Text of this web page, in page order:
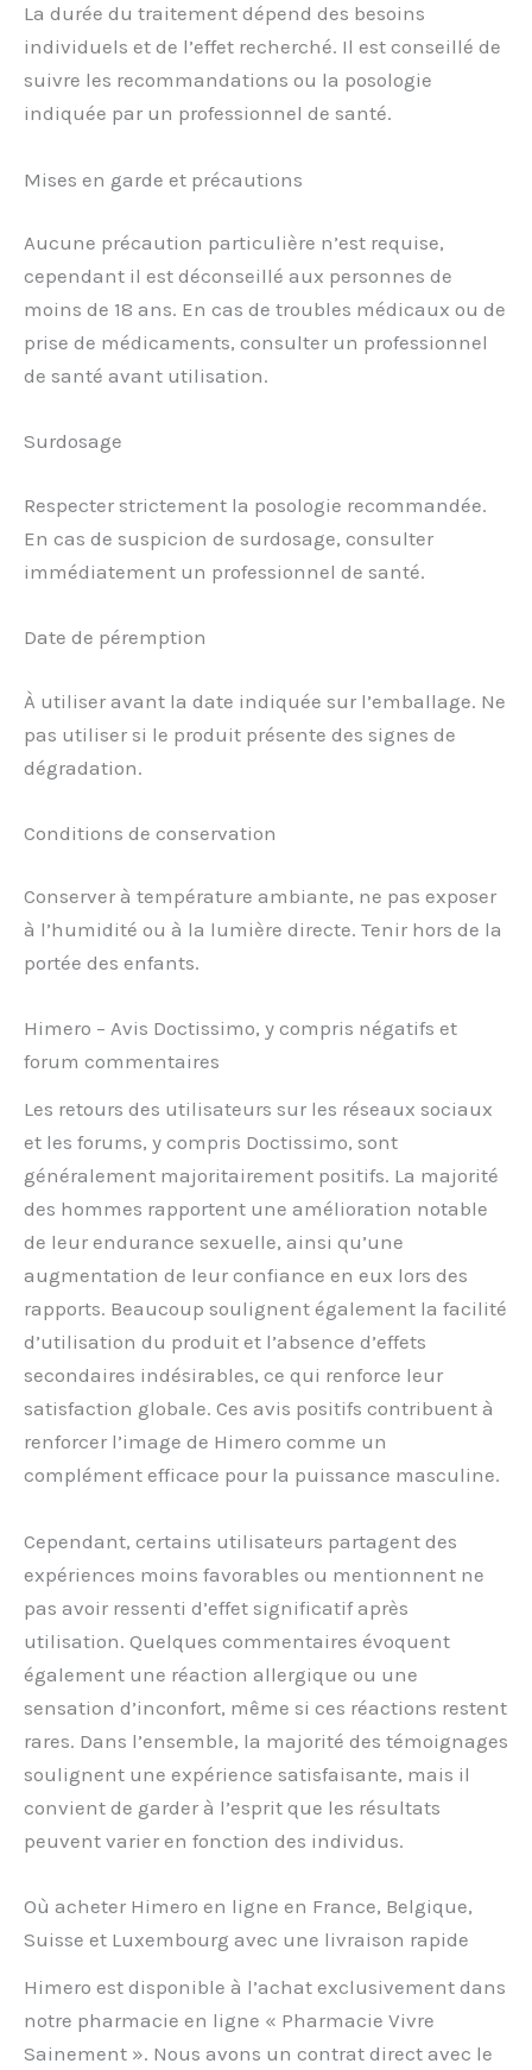
La durée du traitement dépend des besoins
individuels et de l’effet recherché. Il est conseillé de
suivre les recommandations ou la posologie
indiquée par un professionnel de santé.
Mises en garde et précautions
Aucune précaution particulière n’est requise,
cependant il est déconseillé aux personnes de
moins de 18 ans. En cas de troubles médicaux ou de
prise de médicaments, consulter un professionnel
de santé avant utilisation.
Surdosage
Respecter strictement la posologie recommandée.
En cas de suspicion de surdosage, consulter
immédiatement un professionnel de santé.
Date de péremption
À utiliser avant la date indiquée sur l’emballage. Ne
pas utiliser si le produit présente des signes de
dégradation.
Conditions de conservation
Conserver à température ambiante, ne pas exposer
à l’humidité ou à la lumière directe. Tenir hors de la
portée des enfants.
Himero – Avis Doctissimo, y compris négatifs et
forum commentaires
Les retours des utilisateurs sur les réseaux sociaux
et les forums, y compris Doctissimo, sont
généralement majoritairement positifs. La majorité
des hommes rapportent une amélioration notable
de leur endurance sexuelle, ainsi qu’une
augmentation de leur confiance en eux lors des
rapports. Beaucoup soulignent également la facilité
d’utilisation du produit et l’absence d’effets
secondaires indésirables, ce qui renforce leur
satisfaction globale. Ces avis positifs contribuent à
renforcer l’image de Himero comme un
complément efficace pour la puissance masculine.
Cependant, certains utilisateurs partagent des
expériences moins favorables ou mentionnent ne
pas avoir ressenti d’effet significatif après
utilisation. Quelques commentaires évoquent
également une réaction allergique ou une
sensation d’inconfort, même si ces réactions restent
rares. Dans l’ensemble, la majorité des témoignages
soulignent une expérience satisfaisante, mais il
convient de garder à l’esprit que les résultats
peuvent varier en fonction des individus.
Où acheter Himero en ligne en France, Belgique,
Suisse et Luxembourg avec une livraison rapide
Himero est disponible à l’achat exclusivement dans
notre pharmacie en ligne « Pharmacie Vivre
Sainement ». Nous avons un contrat direct avec le